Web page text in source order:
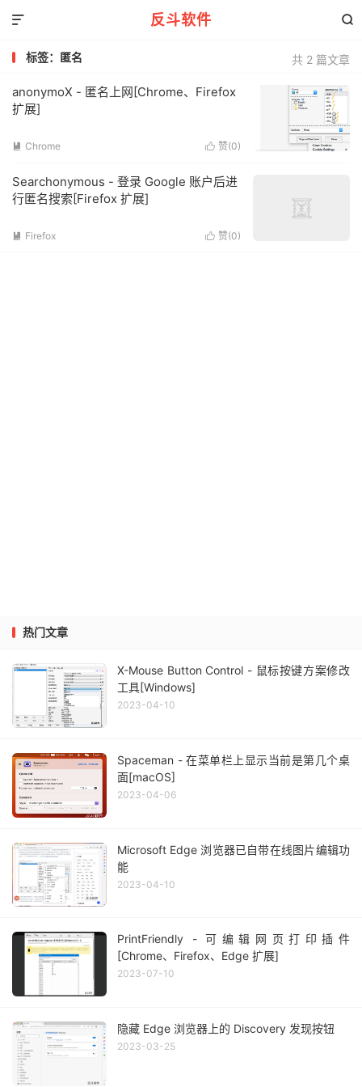
反斗软件 

共 2 篇文章
标签：匿名
anonymoX - 匿名上网[Chrome、Firefox
扩展]
 赞(0)
 Chrome
Searchonymous - 登录 Google 账户后进
行匿名搜索[Firefox 扩展]
 赞(0)
 Firefox
热门文章
X-Mouse Button Control - 鼠标按键方案修改
工具[Windows]
2023-04-10
Spaceman - 在菜单栏上显示当前是第几个桌
面[macOS]
2023-04-06
Microsoft Edge 浏览器已自带在线图片编辑功
能
2023-04-10
PrintFriendly - 可编辑网页打印插件
[Chrome、Firefox、Edge 扩展]
2023-07-10
隐藏 Edge 浏览器上的 Discovery 发现按钮
2023-03-25